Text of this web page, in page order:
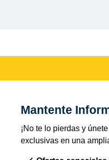
Mantente
¡No te lo pierdas y
exclusivas en una